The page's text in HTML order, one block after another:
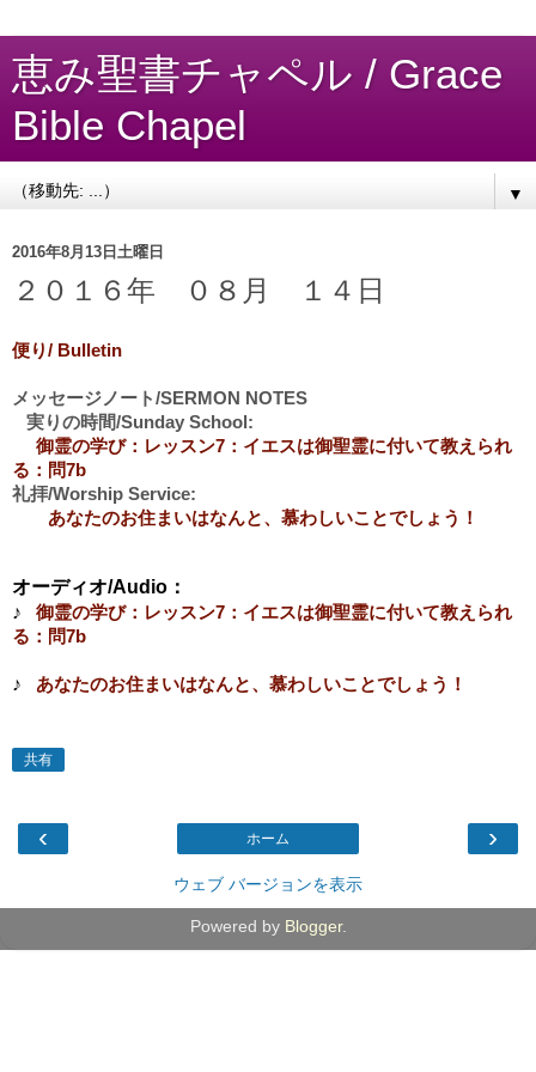
恵み聖書チャペル / Grace
Bible Chapel
▼
2016年8月13日土曜日
２０１６年 ０８月 １４日
便り/ Bulletin
メッセージノート/SERMON NOTES
実りの時間/Sunday School:
御霊の学び：レッスン7：イエスは御聖霊に付いて教えられ
る：問7b
礼拝/Worship Service:
あなたのお住まいはなんと、慕わしいことでしょう！
オーディオ/Audio：
♪
御霊の学び：レッスン7：イエスは御聖霊に付いて教えられ
る：問7b
♪ あなたのお住まいはなんと、慕わしいことでしょう！
共有
‹ ›
ホーム
ウェブ バージョンを表示
Powered by Blogger.